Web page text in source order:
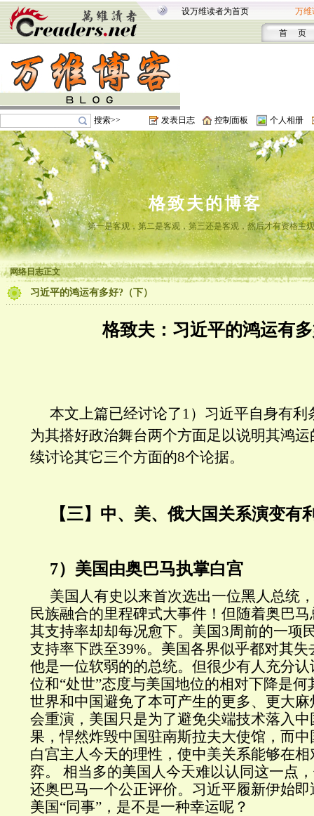
设万维读者为首页 万维
首 页
搜索>> 发表日志 控制面板 个人相册
格致夫的博客
第一是客观，第二是客观，第三还是客观，然后才有资格主
网络日志正文
习近平的鸿运有多好?（下）
格致夫：习近平的鸿运有
本文上篇已经讨论了 1）习近平自身有
为其搭好政治舞台两个方面足以说明其鸿
续讨论其它三个方面的8个论据。
【三】中、美、俄大国关系演变有
7）美国由奥巴马执掌白宫
美国人有史以来首次选出一位黑人总统
民族融合的里程碑式大事件！但随着奥巴
其支持率却却每况愈下。美国3周前的一项
支持率下跌至39%。美国各界似乎都对其
他是一位软弱的的总统。但很少有人充分
位和“处世”态度与美国地位的相对下降是
世界和中国避免了本可产生的更多、更大
会重演，美国只是为了避免尖端技术落入
果，悍然炸毁中国驻南斯拉夫大使馆，而
白宫主人今天的理性，使中美关系能够在
弈。 相当多的美国人今天难以认同这一点
还奥巴马一个公正评价。习近平履新伊始
美国“同事”，是不是一种幸运呢？